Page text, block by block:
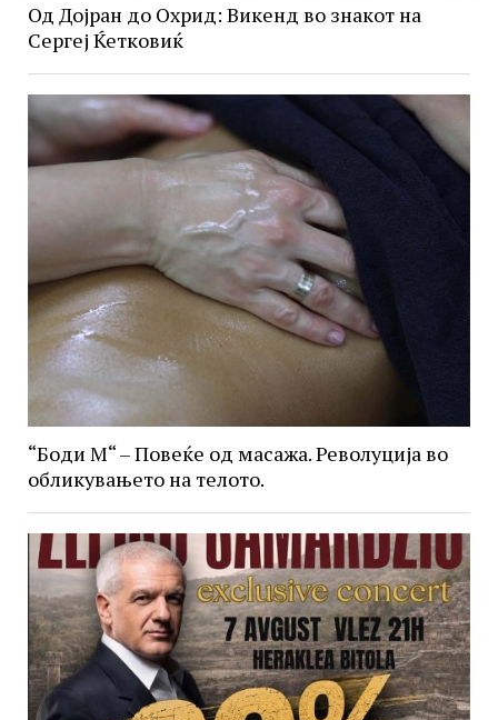
Од Дојран до Охрид: Викенд во знакот на
Сергеј Ќетковиќ
“Боди М“ – Повеќе од масажа. Револуција во
обликувањето на телото.